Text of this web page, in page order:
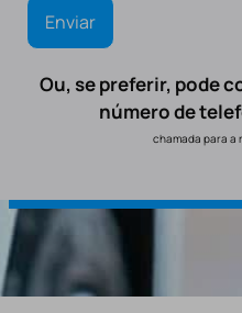
Ou, se preferir, pode
número de
chamada para a